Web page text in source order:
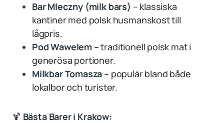
Bar Mleczny (milk bars) – klassiska
kantiner med polsk husmanskost till
lågpris.
Pod Wawelem – traditionell polsk mat i
generösa portioner.
Milkbar Tomasza – populär bland både
lokalbor och turister.
🍹 Bästa Barer i Krakow: